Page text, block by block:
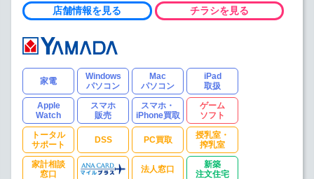
店舗情報を見る チラシを見る
家電
Windows
パソコン
Mac
パソコン
iPad
取扱
Apple
Watch
スマホ
販売
スマホ・
iPhone買取
ゲーム
ソフト
トータル
サポート
DSS PC買取
授乳室・
搾乳室
家計相談
窓口
法人窓口
新築
注文住宅